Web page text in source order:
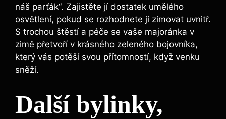
náš parťák“. Zajistěte jí dostatek umělého
osvětlení, pokud se rozhodnete ji zimovat uvnitř.
S trochou štěstí a péče se vaše majoránka v
zimě přetvoří v krásného zeleného bojovníka,
který vás potěší svou přítomností, když venku
sněží.
Další bylinky,